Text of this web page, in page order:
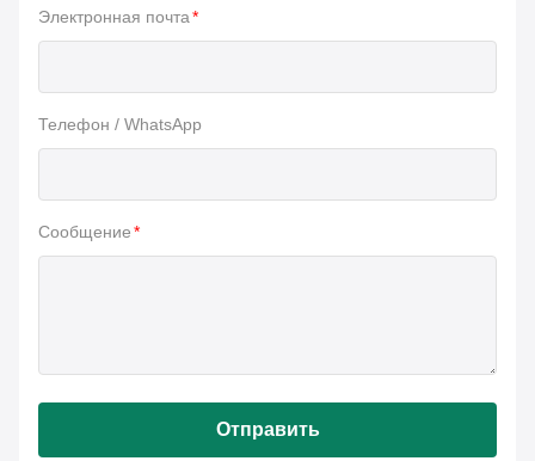
Электронная почта*
Телефон / WhatsApp
Сообщение*
Отправить